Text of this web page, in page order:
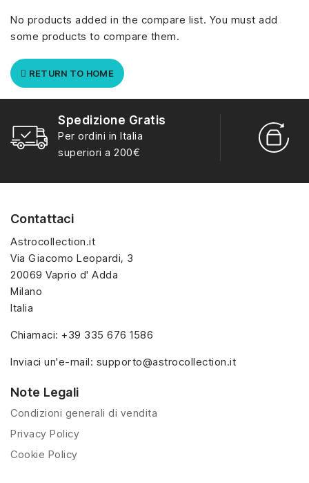
No products added in the compare list. You must add
some products to compare them.
RETURN TO HOME
Spedizione Gratis
Per ordini in Italia
superiori a 200€
Contattaci
Astrocollection.it
Via Giacomo Leopardi, 3
20069 Vaprio d' Adda
Milano
Italia
Chiamaci: +39 335 676 1586
Inviaci un'e-mail: supporto@astrocollection.it
Note Legali
Condizioni generali di vendita
Privacy Policy
Cookie Policy